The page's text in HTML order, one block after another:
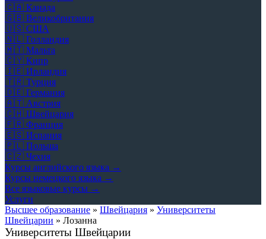
🇨🇦 Канада
🇬🇧 Великобритания
🇺🇸 США
🇳🇱 Голландия
🇲🇹 Мальта
🇨🇾 Кипр
🇮🇪 Ирландия
🇹🇷 Турция
🇩🇪 Германия
🇦🇹 Австрия
🇨🇭 Швейцария
🇫🇷 Франция
🇪🇸 Испания
🇵🇱 Польша
🇨🇿 Чехия
Курсы английского языка →
Курсы немецкого языка →
Все языковые курсы →
Услуги
Высшее образование » Швейцария » Университеты
Швейцарии » Лозанна
Университеты Швейцарии